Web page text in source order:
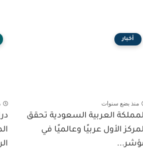
أخبار
منذ بضع سنوات
العربية السعودية تحقق
الأول عربيًا وعالميًا في